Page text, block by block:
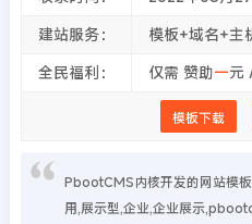
建站服务：
模板+域名+主
全民福利：
仅需 赞助一元
模板下载
PbootCMS内核开发的网站模
用,展示型,企业,企业展示